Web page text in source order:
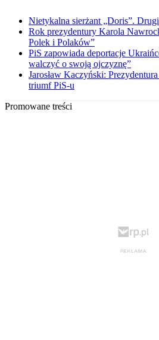
Nietykalna sierżant „Doris”.
Rok prezydentury Karola
Polek i Polaków”
PiS zapowiada deportacje
walczyć o swoją ojczyznę”
Jarosław Kaczyński:
triumf PiS-u
Promowane treści